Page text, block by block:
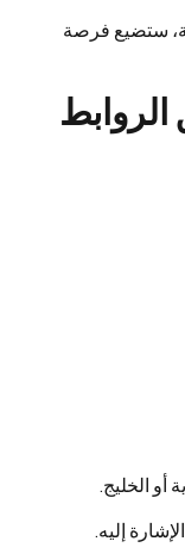
ستضيع فرصة
الخليج.
إليه.